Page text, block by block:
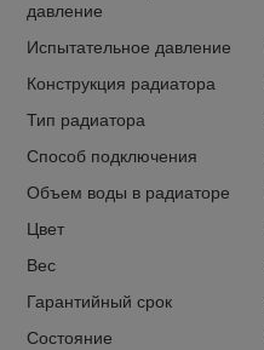
давление
Испытательное давление
Конструкция радиатора
Тип радиатора
Способ подключения
Объем воды в радиаторе
Цвет
Вес
Гарантийный срок
Состояние